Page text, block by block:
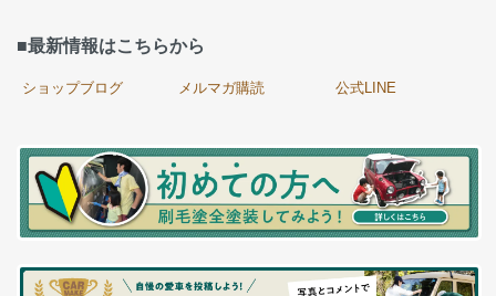
■最新情報はこちらから
ショップブログ メルマガ購読 公式LINE